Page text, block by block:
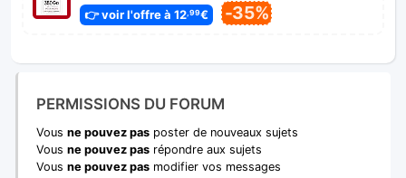
👉 voir l'offre à 12,99€ -35%
PERMISSIONS DU FORUM
Vous ne pouvez pas poster de nouveaux sujets
Vous ne pouvez pas répondre aux sujets
Vous ne pouvez pas modifier vos messages